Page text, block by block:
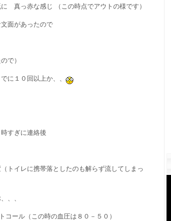
真っ赤な感じ （この時点でアウトの様です）
面があったので
で）
に１０回以上か、、
すぎに連絡後
イレに携帯落としたのも解らず流してしまっ
、、
ール（この時の血圧は８０－５０）